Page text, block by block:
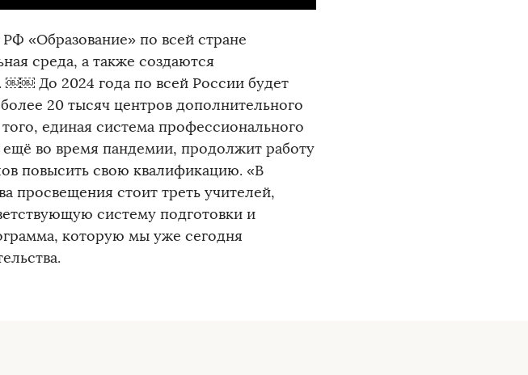
«Образование» по всей стране
среда, а также создаются
До 2024 года по всей России будет
20 тысяч центров дополнительного
единая система профессионального
ещё во время пандемии, продолжит работу
повысить свою квалификацию. «В
просвещения стоит треть учителей,
систему подготовки и
которую мы уже сегодня